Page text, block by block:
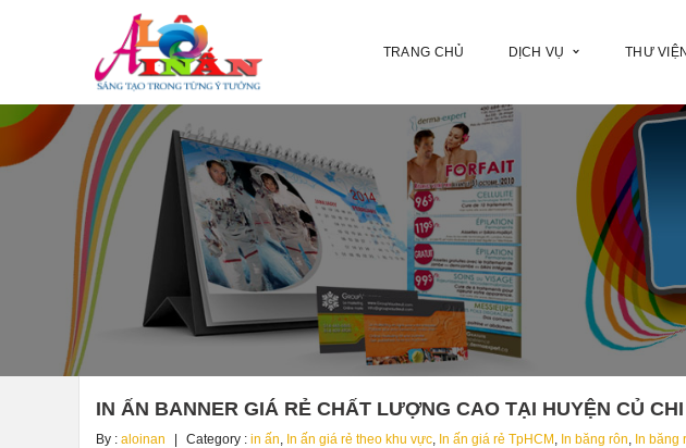
TRANG CHỦ DỊCH VỤ THƯ VIỆN
IN ẤN BANNER GIÁ RẺ CHẤT LƯỢNG CAO TẠI HUYỆN CỦ CHI
By : aloinan Category : in ấn, In ấn giá rẻ theo khu vực, In ấn giá rẻ TpHCM , In băng rôn, In băng